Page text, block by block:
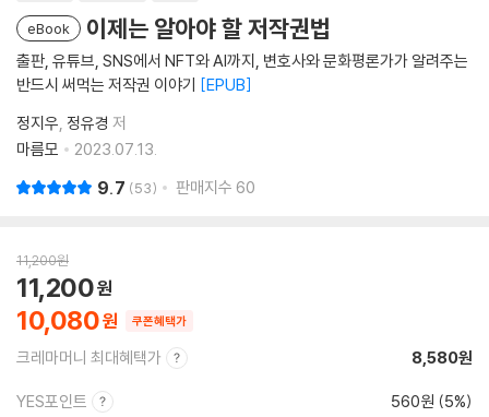
eBook 이제는 알아야 할 저작권법
출판, 유튜브, SNS에서 NFT와 AI까지, 변호사와 문화평론가가 알려주는
반드시 써먹는 저작권 이야기 EPUB
정지우 정유경 저
마름모
2023.07.13.
9.7 53 판매지수 60
11,200원
10,080
11,200
쿠폰혜택가
크레마머니 최대혜택가 8,580원
YES포인트 560원 (5%)